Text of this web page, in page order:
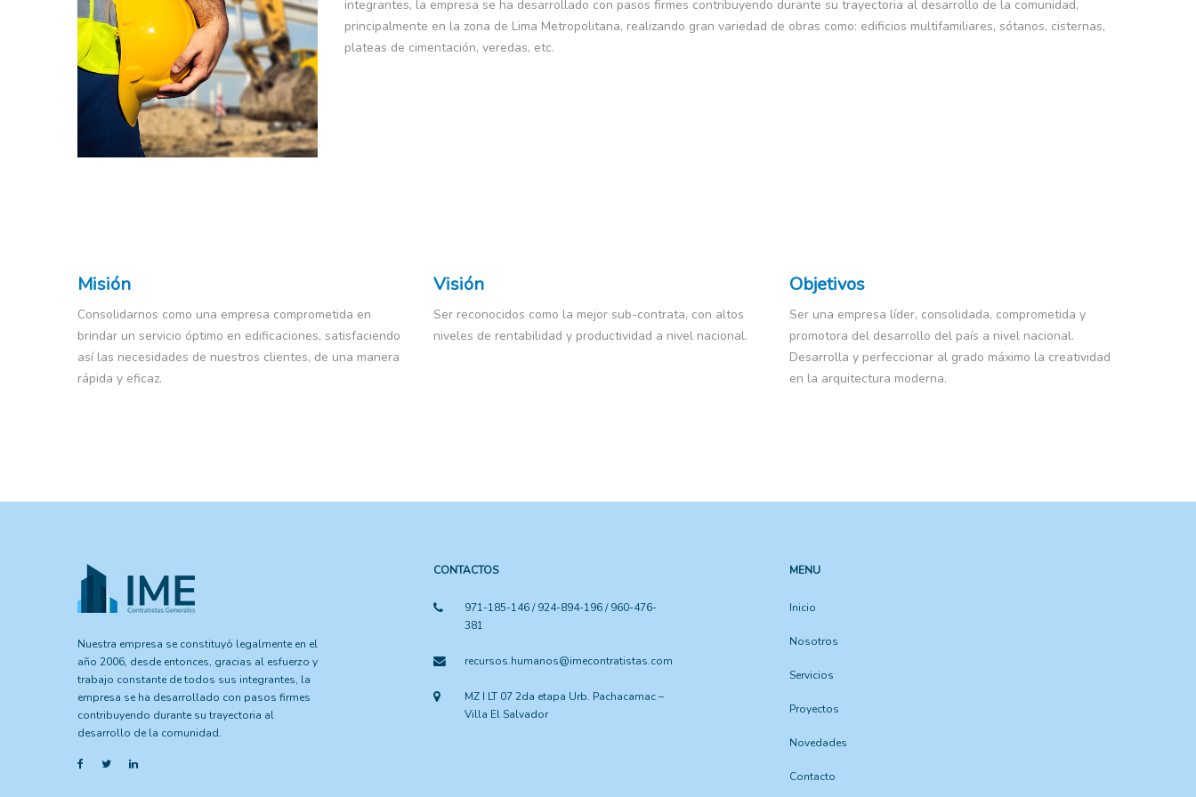
integrantes, la empresa se ha desarrollado con pasos firmes contribuyendo durante su trayectoria al desarrollo de la comunidad,
principalmente en la zona de Lima Metropolitana, realizando gran variedad de obras como: edificios multifamiliares, sótanos, cisternas,
plateas de cimentación, veredas, etc.
Misión
Consolidarnos como una empresa comprometida en
brindar un servicio óptimo en edificaciones, satisfaciendo
así las necesidades de nuestros clientes, de una manera
rápida y eficaz.
Visión
Ser reconocidos como la mejor sub-contrata, con altos
niveles de rentabilidad y productividad a nivel nacional.
Objetivos
Ser una empresa líder, consolidada, comprometida y
promotora del desarrollo del país a nivel nacional.
Desarrolla y perfeccionar al grado máximo la creatividad
en la arquitectura moderna.
Nuestra empresa se constituyó legalmente en el
año 2006, desde entonces, gracias al esfuerzo y
trabajo constante de todos sus integrantes, la
empresa se ha desarrollado con pasos firmes
contribuyendo durante su trayectoria al
desarrollo de la comunidad.
CONTACTOS
971-185-146 / 924-894-196 / 960-476-
381
recursos.humanos@imecontratistas.com
MZ I LT 07 2da etapa Urb. Pachacamac –
Villa El Salvador
MENU
Inicio
Nosotros
Servicios
Proyectos
Novedades
Contacto